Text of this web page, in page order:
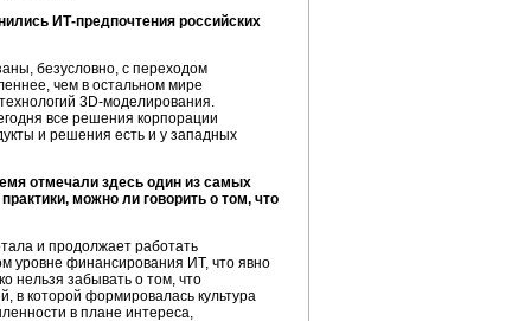
ИТ-предпочтения российских
безусловно, с переходом
чем в остальном мире
3D-моделирования.
все решения корпорации
и решения есть и у западных
отмечали здесь один из самых
можно ли говорить о том, что
и продолжает работать
уровне финансирования ИТ, что явно
нельзя забывать о том, что
в которой формировалась культура
в плане интереса,